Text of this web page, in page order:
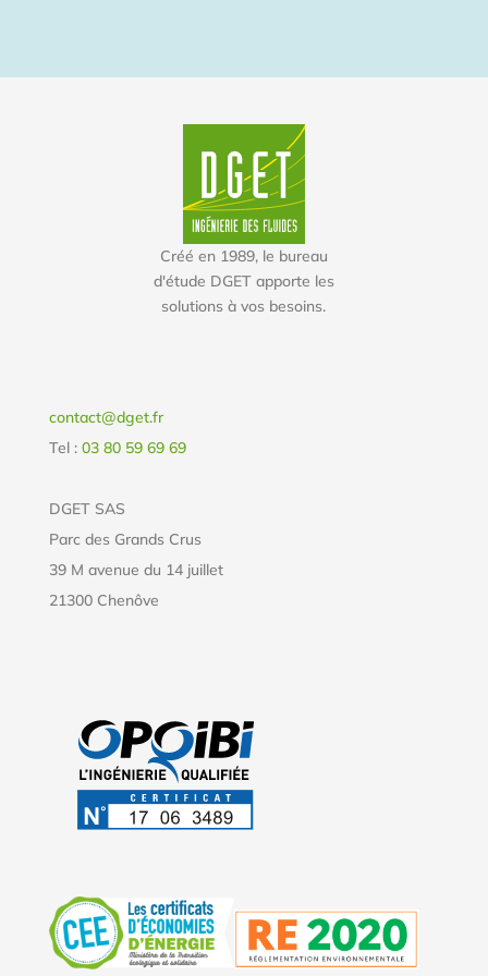
Créé en 1989, le bureau
d'étude DGET apporte les
solutions à vos besoins.
contact@dget.fr
Tel : 03 80 59 69 69
DGET SAS
Parc des Grands Crus
39 M avenue du 14 juillet
21300 Chenôve